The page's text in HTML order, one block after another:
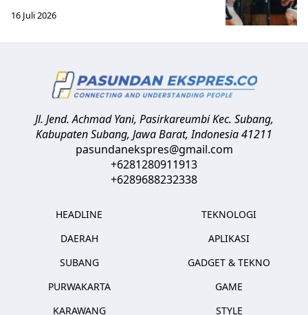
16 Juli 2026
Jl. Jend. Achmad Yani, Pasirkareumbi Kec. Subang,
Kabupaten Subang, Jawa Barat,Indonesia41211
pasundanekspres@gmail.com
+6281280911913
+6289688232338
HEADLINE
DAERAH
SUBANG
PURWAKARTA
KARAWANG
TEKNOLOGI
APLIKASI
GADGET & TEKNO
GAME
STYLE